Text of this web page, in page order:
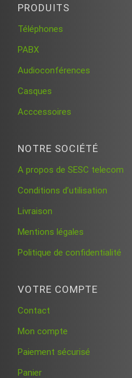
PRODUITS
Téléphones
PABX
Audioconférences
Casques
Acccessoires
NOTRE SOCIÉTÉ
A propos de SESC telecom
Conditions d’utilisation
Livraison
Mentions légales
Politique de confidentialité
VOTRE COMPTE
Contact
Mon compte
Paiement sécurisé
Panier